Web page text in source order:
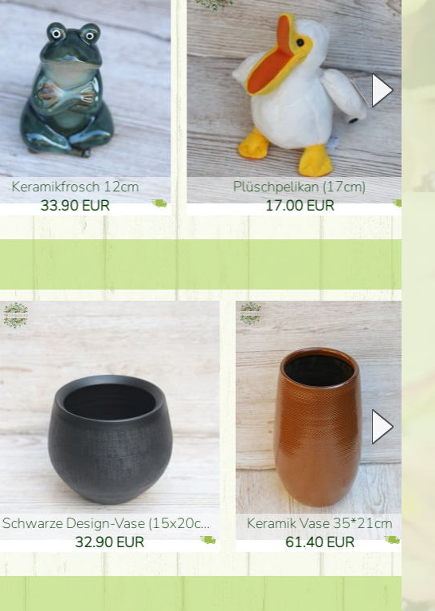
Plüschpelikan (17cm)
17.00 EUR
10.50
Keramik Vase 35*21cm
61.40 EUR
Holzfigur für Schulabgänger (10
3.80 EUR